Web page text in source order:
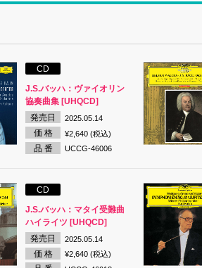
CD
J.S.バッハ：ヴァイオリン
協奏曲集 [UHQCD]
発売日
2025.05.14
価 格 ¥2,640 (税込)
品 番 UCCG-46006
CD
J.S.バッハ：マタイ受難曲
ハイライツ [UHQCD]
発売日
2025.05.14
価 格 ¥2,640 (税込)